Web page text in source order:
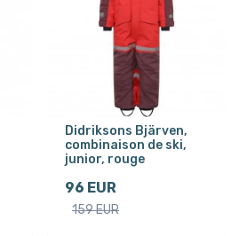
Didriksons Bjärven,
combinaison de ski,
junior, rouge
96 EUR
159 EUR